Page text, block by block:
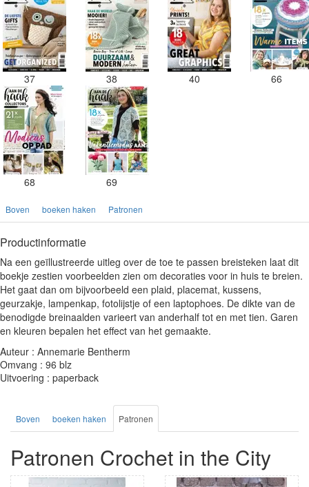
37 38 40 66
68 69
Boven boeken haken Patronen
Productinformatie
Na een geïllustreerde uitleg over de toe te passen breisteken laat dit
boekje zestien voorbeelden zien om decoraties voor in huis te breien.
Het gaat dan om bijvoorbeeld een plaid, placemat, kussens,
geurzakje, lampenkap, fotolijstje of een laptophoes. De dikte van de
benodigde breinaalden varieert van anderhalf tot en met tien. Garen
en kleuren bepalen het effect van het gemaakte.
Auteur : Annemarie Bentherm
Omvang : 96 blz
Uitvoering : paperback
Boven boeken haken Patronen
Patronen Crochet in the City